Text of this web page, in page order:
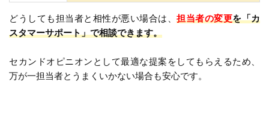
どうしても担当者と相性が悪い場合は、 担当者の変更を「カ
スタマーサポート」で相談できます。
セカンドオピニオンとして最適な提案をしてもらえるため、
万が一担当者とうまくいかない場合も安心です。